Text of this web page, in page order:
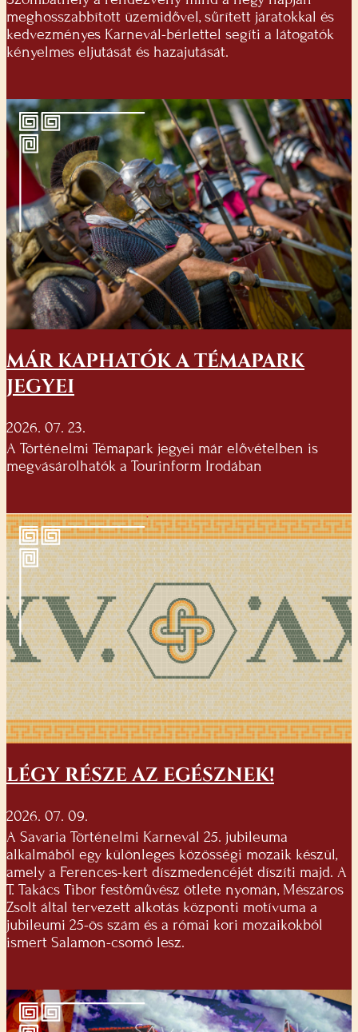
meghosszabbított üzemidővel, sűrített járatokkal és
kedvezményes Karnevál-bérlettel segíti a látogatók
kényelmes eljutását és hazajutását.
MÁR KAPHATÓK A TÉMAPARK
JEGYEI
2026. 07. 23.
A Történelmi Témapark jegyei már elővételben is
megvásárolhatók a Tourinform Irodában
LÉGY RÉSZE AZ EGÉSZNEK!
2026. 07. 09.
A Savaria Történelmi Karnevál 25. jubileuma
alkalmából egy különleges közösségi mozaik készül,
amely a Ferences-kert díszmedencéjét díszíti majd. A
T. Takács Tibor festőművész ötlete nyomán, Mészáros
Zsolt által tervezett alkotás központi motívuma a
jubileumi 25-ös szám és a római kori mozaikokból
ismert Salamon-csomó lesz.